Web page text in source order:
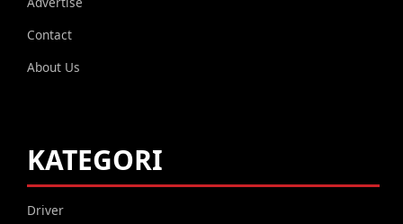
Contact
About Us
KATEGORI
Driver